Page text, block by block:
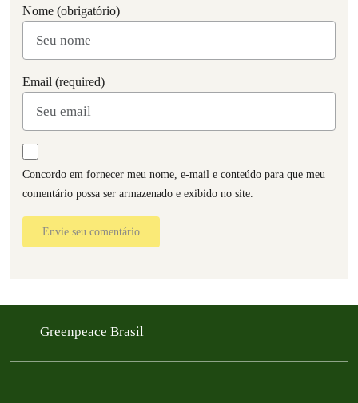
Nome (obrigatório)
Email (required)
Concordo em fornecer meu nome, e-mail e conteúdo para que meu
comentário possa ser armazenado e exibido no site.
Envie seu comentário
Greenpeace Brasil